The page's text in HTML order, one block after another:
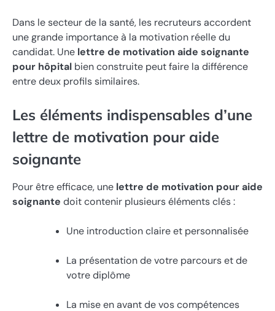
Dans le secteur de la santé, les recruteurs accordent
une grande importance à la motivation réelle du
candidat. Une lettre de motivation aide soignante
pour hôpital bien construite peut faire la différence
entre deux profils similaires.
Les éléments indispensables d’une
lettre de motivation pour aide
soignante
Pour être efficace, une lettre de motivation pour aide
soignante doit contenir plusieurs éléments clés :
Une introduction claire et personnalisée
La présentation de votre parcours et de
votre diplôme
La mise en avant de vos compétences